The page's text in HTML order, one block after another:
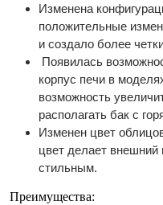
Изменена
положительные
и создало более
Появилась
корпус печи в
возможность
располагать бак с
Изменен цвет
цвет делает внешний
стильным.
Преимущества: